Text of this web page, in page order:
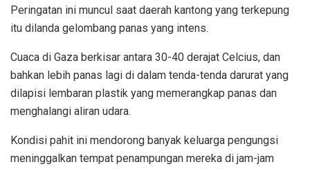
Peringatan ini muncul saat daerah kantong yang terkepung
itu dilanda gelombang panas yang intens.
Cuaca di Gaza berkisar antara 30-40 derajat Celcius, dan
bahkan lebih panas lagi di dalam tenda-tenda darurat yang
dilapisi lembaran plastik yang memerangkap panas dan
menghalangi aliran udara.
Kondisi pahit ini mendorong banyak keluarga pengungsi
meninggalkan tempat penampungan mereka di jam-jam